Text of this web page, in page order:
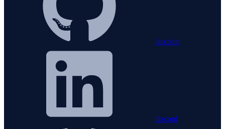
linkedin
discord